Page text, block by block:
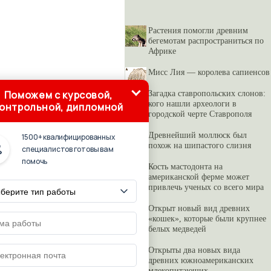
Растения помогли древним
бегемотам распространиться по
Африке
Мисс Лия — королева сапиенсов
Загадка ставропольских слонов:
кого нашли археологи в
городской черте Ставрополя
Древнейший моллюск был
похож на шипастого слизня
Кость мастодонта на
американской ферме может
привлечь ученых со всего мира
Открыт новый вид древних
«кошек», которые были крупнее
белых медведей
Открыты два новых вида
древних южноамериканских
Поможем с курсовой,
дипломной
1500+ квалифицированных
специалистов готовы вам
помочь